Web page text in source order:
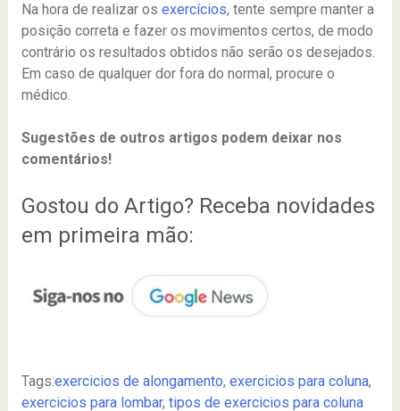
Na hora de realizar os exercícios, tente sempre manter a
posição correta e fazer os movimentos certos, de modo
contrário os resultados obtidos não serão os desejados.
Em caso de qualquer dor fora do normal, procure o
médico.
Sugestões de outros artigos podem deixar nos
comentários!
Gostou do Artigo? Receba novidades
em primeira mão:
Tags:exercicios de alongamento, exercicios para coluna,
exercicios para lombar, tipos de exercicios para coluna